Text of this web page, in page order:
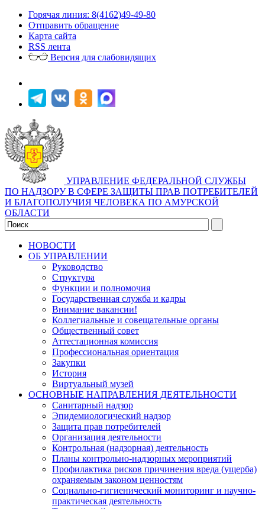
Горячая линия: 8(4162)49-49-80
Отправить обращение
Карта сайта
RSS лента
Версия для слабовидящих
УПРАВЛЕНИЕ ФЕДЕРАЛЬНОЙ СЛУЖБЫ
ПО НАДЗОРУ В СФЕРЕ ЗАЩИТЫ ПРАВ ПОТРЕБИТЕЛЕЙ
И БЛАГОПОЛУЧИЯ ЧЕЛОВЕКА ПО АМУРСКОЙ
ОБЛАСТИ
НОВОСТИ
ОБ УПРАВЛЕНИИ
Руководство
Структура
Функции и полномочия
Государственная служба и кадры
Внимание вакансии!
Коллегиальные и совещательные органы
Общественный совет
Аттестационная комиссия
Профессиональная ориентация
Закупки
История
Виртуальный музей
ОСНОВНЫЕ НАПРАВЛЕНИЯ ДЕЯТЕЛЬНОСТИ
Санитарный надзор
Эпидемиологический надзор
Защита прав потребителей
Организация деятельности
Контрольная (надзорная) деятельность
Планы контрольно-надзорных мероприятий
Профилактика рисков причинения вреда (ущерба)
охраняемым законом ценностям
Социально-гигиенический мониторинг и научно-
практическая деятельность